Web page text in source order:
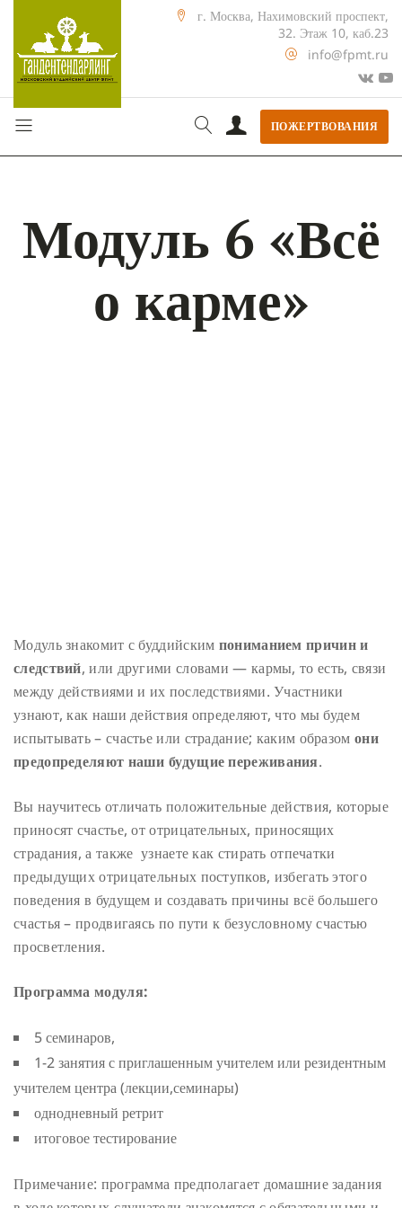
г. Москва, Нахимовский проспект,
32. Этаж 10, каб.23
info@fpmt.ru
ПОЖЕРТВОВАНИЯ
Модуль 6 «Всё
о карме»
Модуль знакомит с буддийским пониманием причин и
следствий, или другими словами — кармы, то есть, связи
между действиями и их последствиями. Участники
узнают, как наши действия определяют, что мы будем
испытывать – счастье или страдание; каким образом они
предопределяют наши будущие переживания.
Вы научитесь отличать положительные действия, которые
приносят счастье, от отрицательных, приносящих
страдания, а также узнаете как стирать отпечатки
предыдущих отрицательных поступков, избегать этого
поведения в будущем и создавать причины всё большего
счастья – продвигаясь по пути к безусловному счастью
просветления.
Программа модуля:
5 семинаров,
1-2 занятия с приглашенным учителем или резидентным
учителем центра (лекции,семинары)
однодневный ретрит
итоговое тестирование
Примечание: программа предполагает домашние задания